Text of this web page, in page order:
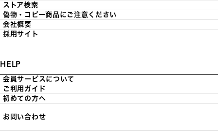
ストア検索
偽物・コピー商品にご注意ください
会社概要
採用サイト
HELP
会員サービスについて
ご利用ガイド
初めての方へ
お問い合わせ